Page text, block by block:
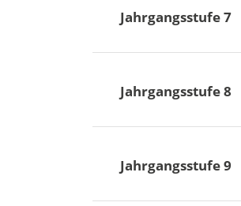
Jahrgangsstufe 7
Jahrgangsstufe 8
Jahrgangsstufe 9